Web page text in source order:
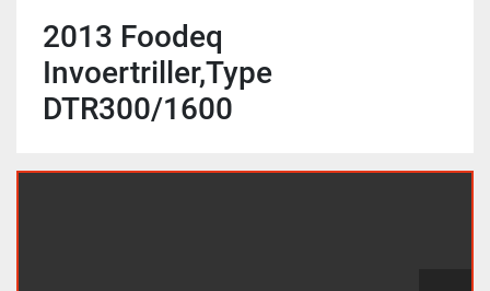
2013 Foodeq
Invoertriller,Type
DTR300/1600